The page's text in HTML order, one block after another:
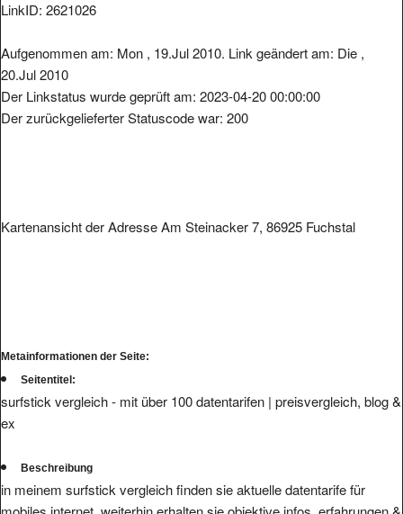
LinkID: 2621026
Aufgenommen am: Mon , 19.Jul 2010. Link geändert am: Die ,
20.Jul 2010
Der Linkstatus wurde geprüft am: 2023-04-20 00:00:00
Der zurückgelieferter Statuscode war: 200
Kartenansicht der Adresse Am Steinacker 7, 86925 Fuchstal
Metainformationen der Seite:
Seitentitel:
surfstick vergleich - mit über 100 datentarifen | preisvergleich, blog &
ex
Beschreibung
in meinem surfstick vergleich finden sie aktuelle datentarife für